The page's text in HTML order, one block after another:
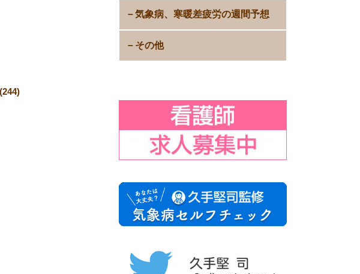
気象病、寒暖差疲労の週間予想
その他